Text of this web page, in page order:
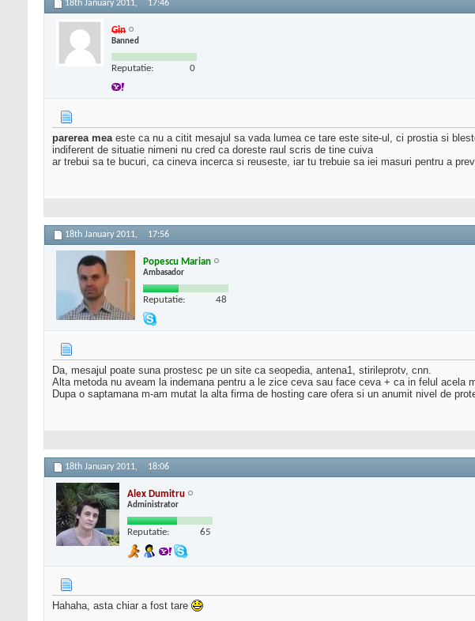
18th January 2011, 17:46
Gin
Banned
Reputatie: 0
parerea meaeste ca nu a citit mesajul sa vada lumea ce tare este site-ul, ci prostia si
indiferent de situatie nimeni nu cred ca doreste raul scris de tine cuiva
ar trebui sa te bucuri, ca cineva incerca si reuseste, iar tu trebuie sa iei masuri pentru a
18th January 2011, 17:56
Popescu Marian
Ambasador
Reputatie: 48
Da, mesajul poate suna prostesc pe un site ca seopedia, antena1, stirileprotv, cnn.
Alta metoda nu aveam la indemana pentru a le zice ceva sau face ceva + ca in felul
Dupa o saptamana m-am mutat la alta firma de hosting care ofera si un anumit nivel de
18th January 2011, 18:06
Alex Dumitru
Administrator
Reputatie: 65
Hahaha, asta chiar a fost tare